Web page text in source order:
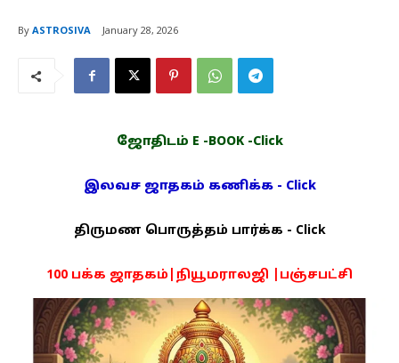
By ASTROSIVA January 28, 2026
ஜோதிடம் E -BOOK -Click
இலவச ஜாதகம் கணிக்க - Click
திருமண பொருத்தம் பார்க்க - Click
100 பக்க ஜாதகம்|நியூமராலஜி |பஞ்சபட்சி
PDF -72மட்டும் -Click